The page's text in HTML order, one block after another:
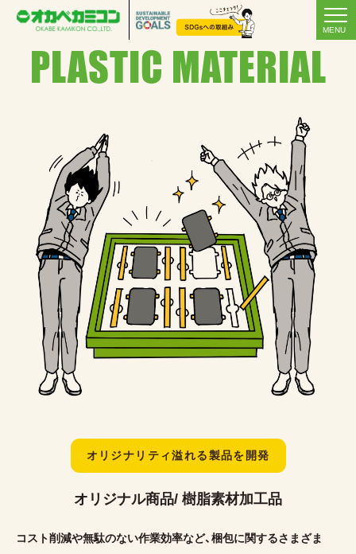
MENU
PLASTIC MATERIAL
オリジナリティ溢れる製品を開発
オリジナル商品/ 樹脂素材加工品
コスト削減や無駄のない作業効率など、梱包に関するさまざま